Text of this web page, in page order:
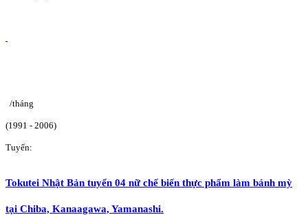
/tháng
(1991 - 2006)
Tuyển:
Tokutei Nhật Bản tuyển 04 nữ chế biến thực phẩm làm bánh mỳ
tại Chiba, Kanaagawa, Yamanashi.